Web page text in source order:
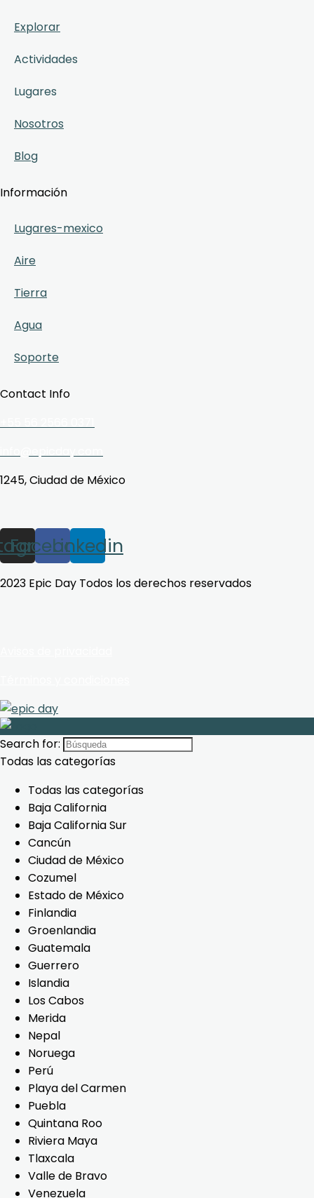
Explorar
Actividades
Lugares
Nosotros
Blog
Información
Lugares-mexico
Aire
Tierra
Agua
Soporte
Contact Info
1245, Ciudad de México
Facebook
Linkedin
2023 Epic Day Todos los derechos reservados
Search for:
Todas las categorías
Todas las categorías
Baja California
Baja California Sur
Cancún
Ciudad de México
Cozumel
Estado de México
Finlandia
Groenlandia
Guatemala
Guerrero
Islandia
Los Cabos
Merida
Nepal
Noruega
Perú
Playa del Carmen
Puebla
Quintana Roo
Riviera Maya
Tlaxcala
Valle de Bravo
Venezuela